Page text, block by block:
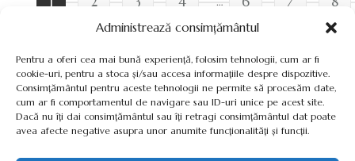
Administrează consimțământul
Pentru a oferi cea mai bună experiență, folosim tehnologii, cum ar fi
cookie-uri, pentru a stoca și/sau accesa informațiile despre dispozitive.
Consimțământul pentru aceste tehnologii ne permite să procesăm date,
cum ar fi comportamentul de navigare sau ID-uri unice pe acest site.
Dacă nu îți dai consimțământul sau îți retragi consimțământul dat poate
avea afecte negative asupra unor anumite funcționalități și funcții.
Termeni, Condiții & Protecția Datelor (GDPR)